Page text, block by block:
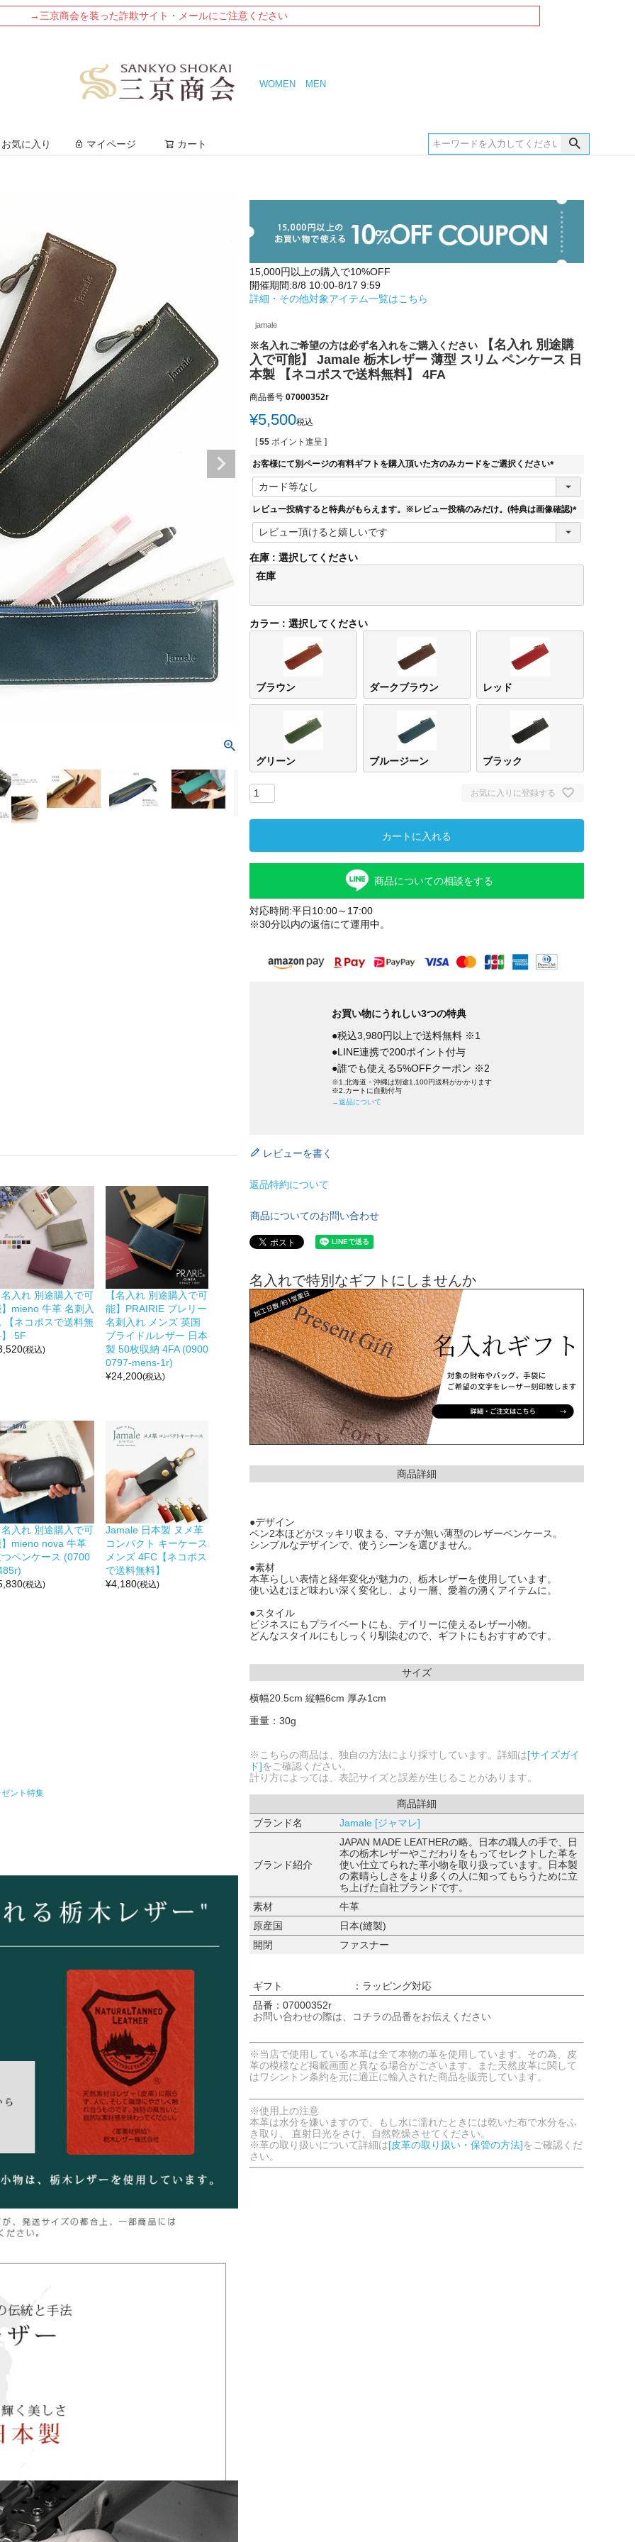
→三京商会を装った詐欺サイト・メールにご注意ください
WOMEN MEN
お気に入り マイページ カート
入れ 別途購入で可
mieno 牛革 名刺入
【ネコポスで送料無
5F
(税込)
【名入れ 別途購入で可
能】PRAIRIE プレリー
名刺入れ メンズ 英国
ブライドルレザー 日本
製 50枚収納 4FA (0900
0797-mens-1r)
¥24,200(税込)
入れ 別途購入で可
mieno nova 牛革
ペンケース (0700
(税込)
Jamale 日本製 ヌメ革
コンパクト キーケース
メンズ 4FC【ネコポス
で送料無料】
¥4,180(税込)
ント特集
15,000円以上の購入で10%OFF
開催期間:8/8 10:00-8/17 9:59
詳細・その他対象アイテム一覧はこちら
jamale
※名入れご希望の方は必ず名入れをご購入ください
【名入れ 別途購
入で可能】 Jamale 栃木レザー 薄型 スリム ペンケース 日
本製 【ネコポスで送料無料】 4FA
商品番号 07000352r
¥5,500税込
[ 55 ポイント進呈 ]
お客様にて別ページの有料ギフトを購入頂いた方のみカードをご選択ください
(
須
レビュー投稿すると特典がもらえます。※レビュー投稿のみだけ。(特典は画像確認)
(
)
在庫
選択してください
在庫
カラー 選択してください
ブラウン ダークブラウン レッド
グリーン ブルージーン ブラック
お気に入りに登録する
カートに入れる
商品についての相談をする
対応時間:平日10:00～17:00
※30分以内の返信にて運用中。
お買い物にうれしい3つの特典
●税込3,980円以上で送料無料 ※1
●LINE連携で200ポイント付与
●誰でも使える5%OFFクーポン ※2
※1.北海道・沖縄は別途1,100円送料がかかります
※2.カートに自動付与
→返品について
レビューを書く
返品特約について
商品についてのお問い合わせ
名入れで特別なギフトにしませんか
商品詳細
●デザイン
ペン2本ほどがスッキリ収まる、マチが無い薄型のレザーペンケース。
シンプルなデザインで、使うシーンを選びません。
●素材
本革らしい表情と経年変化が魅力の、栃木レザーを使用しています。
使い込むほど味わい深く変化し、より一層、愛着の湧くアイテムに。
●スタイル
ビジネスにもプライベートにも、デイリーに使えるレザー小物。
どんなスタイルにもしっくり馴染むので、ギフトにもおすすめです。
サイズ
横幅20.5cm 縦幅6cm 厚み1cm
重量：30g
※こちらの商品は、独自の方法により採寸しています。詳細は[サイズガイ
ド]をご確認ください。
計り方によっては、表記サイズと誤差が生じることがあります。
商品詳細
ブランド名
Jamale [ジャマレ]
ブランド紹介
JAPAN MADE LEATHERの略。日本の職人の手で、日
本の栃木レザーやこだわりをもってセレクトした革を
使い仕立てられた革小物を取り扱っています。日本製
の素晴らしさをより多くの人に知ってもらうために立
ち上げた自社ブランドです。
素材
牛革
原産国
日本(縫製)
開閉
ファスナー
ギフト
：ラッピング対応
品番：07000352r
お問い合わせの際は、コチラの品番をお伝えください
※当店で使用している本革は全て本物の革を使用しています。その為、皮
革の模様など掲載画面と異なる場合がございます。また天然皮革に関して
はワシントン条約を元に適正に輸入された商品を販売しています。
※使用上の注意
本革は水分を嫌いますので、もし水に濡れたときには乾いた布で水分をふ
き取り、 直射日光をさけ、自然乾燥させてください。
※革の取り扱いについて詳細は[皮革の取り扱い・保管の方法]をご確認くだ
さい。